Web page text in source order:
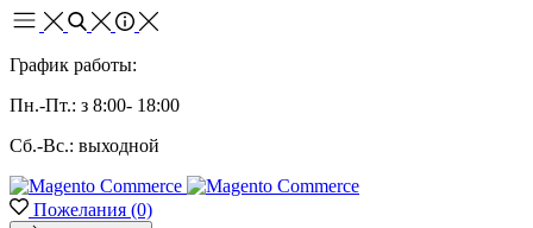
График работы:
Пн.-Пт.: з 8:00- 18:00
Сб.-Вс.: выходной
Пожелания (0)